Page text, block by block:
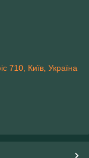
710, Київ, Україна